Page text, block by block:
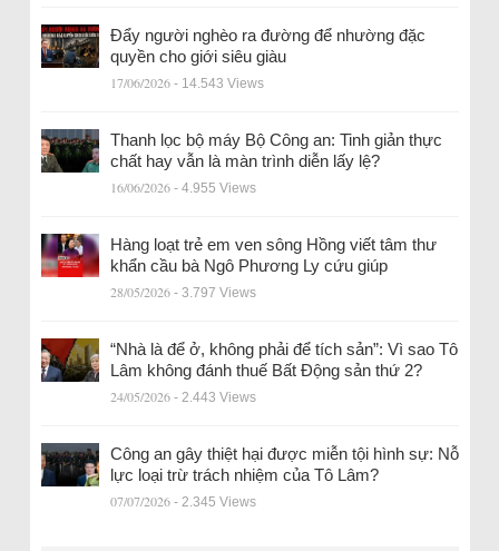
Đẩy người nghèo ra đường để nhường đặc
quyền cho giới siêu giàu
17/06/2026 - 14.543 Views
Thanh lọc bộ máy Bộ Công an: Tinh giản thực
chất hay vẫn là màn trình diễn lấy lệ?
16/06/2026 - 4.955 Views
Hàng loạt trẻ em ven sông Hồng viết tâm thư
khẩn cầu bà Ngô Phương Ly cứu giúp
28/05/2026 - 3.797 Views
“Nhà là để ở, không phải để tích sản”: Vì sao Tô
Lâm không đánh thuế Bất Động sản thứ 2?
24/05/2026 - 2.443 Views
Công an gây thiệt hại được miễn tội hình sự: Nỗ
lực loại trừ trách nhiệm của Tô Lâm?
07/07/2026 - 2.345 Views